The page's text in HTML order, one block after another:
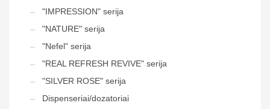
"IMPRESSION" serija
"NATURE" serija
"Nefel" serija
"REAL REFRESH REVIVE" serija
"SILVER ROSE" serija
Dispenseriai/dozatoriai